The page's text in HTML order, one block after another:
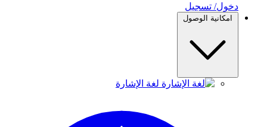
دخول/ تسجيل
امكانية الوصول
لغة الإشارة